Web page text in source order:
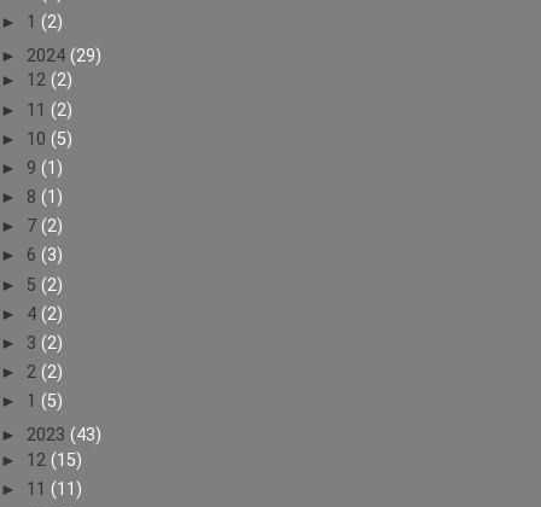
► 1 (2)
► 2024 (29)
► 12 (2)
► 11 (2)
► 10 (5)
► 9 (1)
► 8 (1)
► 7 (2)
► 6 (3)
► 5 (2)
► 4 (2)
► 3 (2)
► 2 (2)
► 1 (5)
► 2023 (43)
► 12 (15)
► 11 (11)